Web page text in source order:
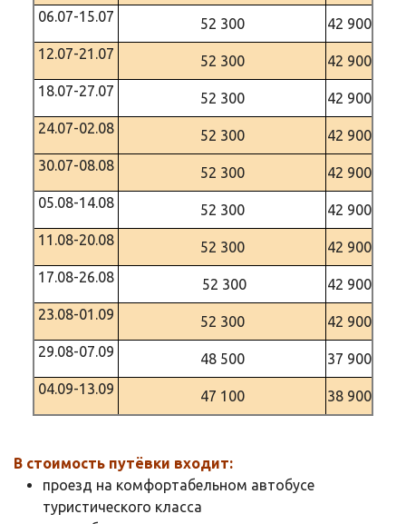
06.07-15.07
52 300
42 900
12.07-21.07
52 300
42 900
18.07-27.07
52 300
42 900
24.07-02.08
52 300
42 900
30.07-08.08
52 300
42 900
05.08-14.08
52 300
42 900
11.08-20.08
52 300
42 900
17.08-26.08
52 300
42 900
23.08-01.09
52 300
42 900
29.08-07.09
48 500
37 900
04.09-13.09
47 100 38 900
В стоимость путёвки входит:
проезд на комфортабельном автобусе
туристического класса